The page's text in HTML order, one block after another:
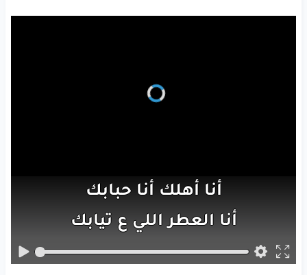
أناأهلكأناحبابك
أنا العطر الليع تيابك
أناالطيونوالزيتون